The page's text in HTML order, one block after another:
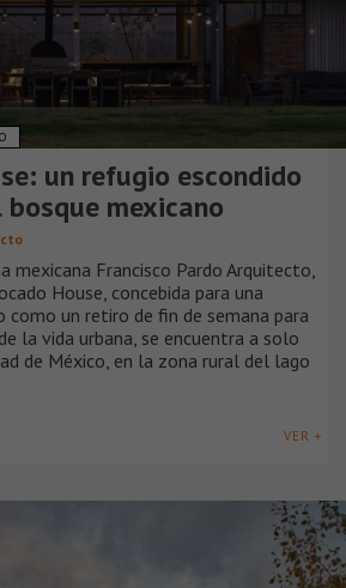
un refugio escondido
bosque mexicano
mexicana Francisco Pardo Arquitecto,
House, concebida para una
como un retiro de fin de semana para
la vida urbana, se encuentra a solo
de México, en la zona rural del lago
VER +